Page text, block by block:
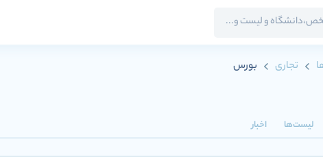
تجاری بورس
لیست‌ها اخبار